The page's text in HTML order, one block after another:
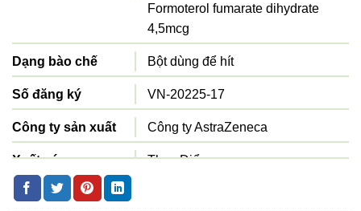
Formoterol fumarate dihydrate
4,5mcg
Dạng bào chế Bột dùng để hít
Số đăng ký VN-20225-17
Công ty sản xuất Công ty AstraZeneca
Xuất xứ Thụy Điển
Quy cách đóng gói